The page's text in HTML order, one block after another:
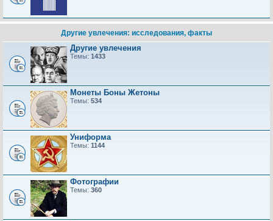
Другие увлечения: исследования, факты
Другие увлечения
Темы: 1433
Монеты Боны Жетоны
Темы: 534
Униформа
Темы: 1144
Фотографии
Темы: 360